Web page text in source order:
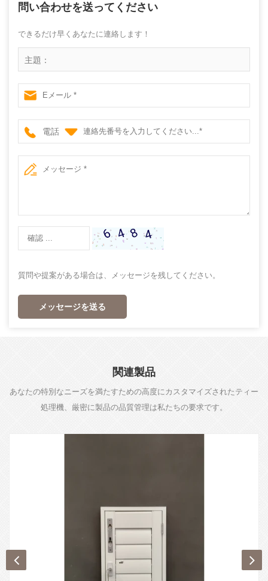
問い合わせを送ってください
できるだけ早くあなたに連絡します！
主題：
電話
質問や提案がある場合は、メッセージを残してください。
メッセージを送る
関連製品
あなたの特別なニーズを満たすための高度にカスタマイズされたティー
処理機、厳密に製品の品質管理は私たちの要求です。